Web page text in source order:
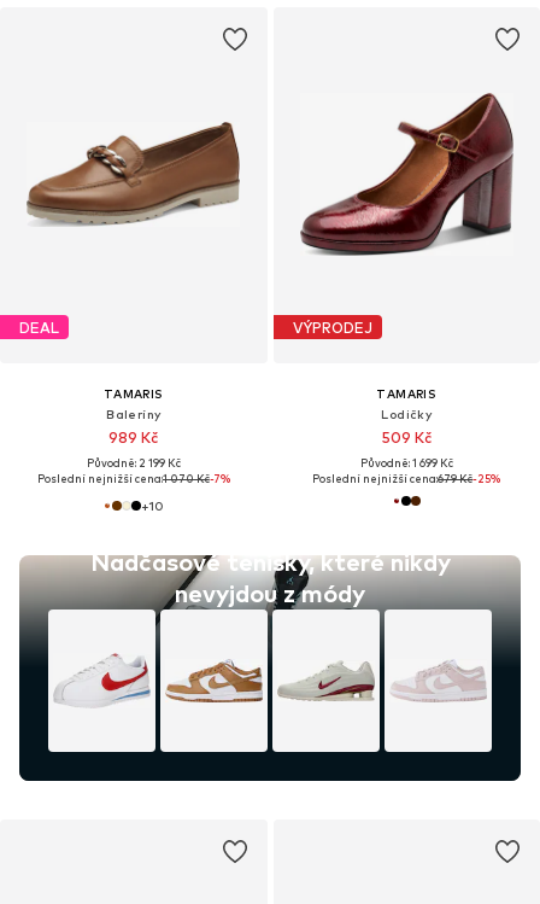
DEAL
TAMARIS
Baleríny
989 Kč
Původně: 2 199 Kč
Poslední nejnižší cena:1 070 Kč-7%
+10
Nadčasové tenisky, které nikdy
nevyjdou z módy
VÝPRODEJ
TAMARIS
Lodičky
509 Kč
Původně: 1 699 Kč
Poslední nejnižší cena:679 Kč-25%